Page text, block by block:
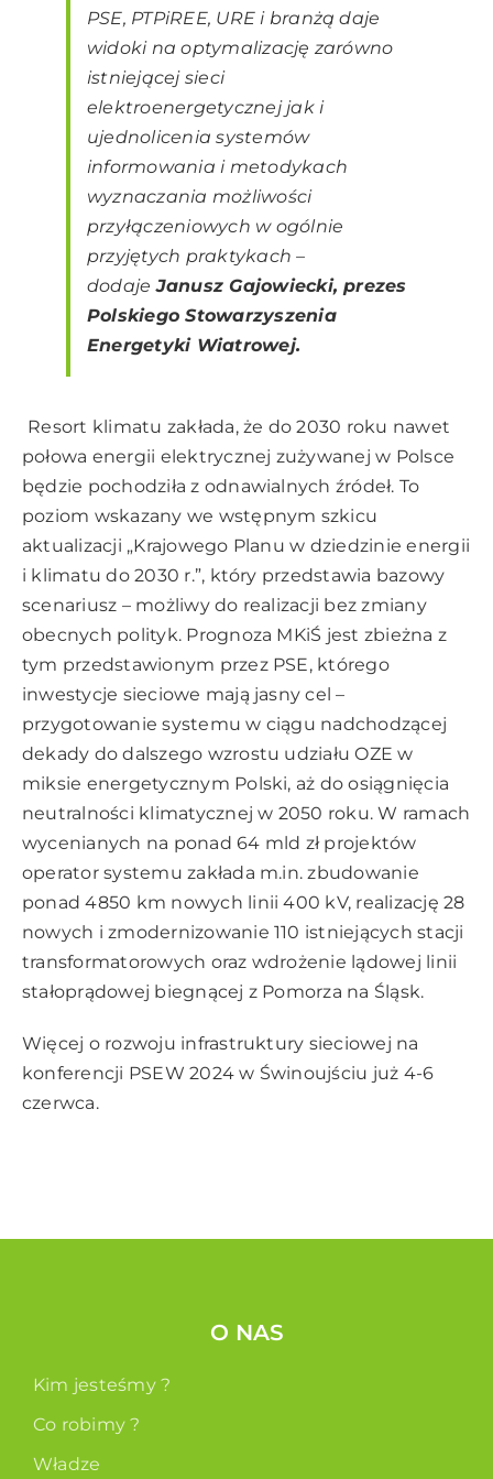
PSE, PTPiREE, URE i branżą daje
widoki na optymalizację zarówno
istniejącej sieci
elektroenergetycznej jak i
ujednolicenia systemów
informowania i metodykach
wyznaczania możliwości
przyłączeniowych w ogólnie
przyjętych praktykach –
dodajeJanusz Gajowiecki, prezes
Polskiego Stowarzyszenia
Energetyki Wiatrowej.
Resort klimatu zakłada, że do 2030 roku nawet
połowa energii elektrycznej zużywanej w Polsce
będzie pochodziła z odnawialnych źródeł. To
poziom wskazany we wstępnym szkicu
aktualizacji „Krajowego Planu w dziedzinie energii
i klimatu do 2030 r.”, który przedstawia bazowy
scenariusz – możliwy do realizacji bez zmiany
obecnych polityk. Prognoza MKiŚ jest zbieżna z
tym przedstawionym przez PSE, którego
inwestycje sieciowe mają jasny cel –
przygotowanie systemu w ciągu nadchodzącej
dekady do dalszego wzrostu udziału OZE w
miksie energetycznym Polski, aż do osiągnięcia
neutralności klimatycznej w 2050 roku. W ramach
wycenianych na ponad 64 mld zł projektów
operator systemu zakłada m.in. zbudowanie
ponad 4850 km nowych linii 400 kV, realizację 28
nowych i zmodernizowanie 110 istniejących stacji
transformatorowych oraz wdrożenie lądowej linii
stałoprądowej biegnącej z Pomorza na Śląsk.
Więcej o rozwoju infrastruktury sieciowej na
konferencji PSEW 2024 w Świnoujściu już 4-6
czerwca.
O NAS
Kim jesteśmy ?
Co robimy ?
Władze